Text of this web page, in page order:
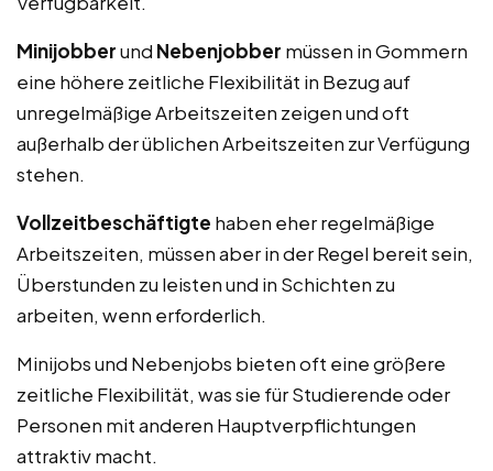
Minijobberund Nebenjobber müssen in Gommern
eine höhere zeitliche Flexibilität in Bezug auf
unregelmäßige Arbeitszeiten zeigen und oft
außerhalb der üblichen Arbeitszeiten zur Verfügung
stehen.
Vollzeitbeschäftigte haben eher regelmäßige
Arbeitszeiten, müssen aber in der Regel bereit sein,
Überstunden zu leisten und in Schichten zu
arbeiten, wenn erforderlich.
Minijobs und Nebenjobs bieten oft eine größere
zeitliche Flexibilität, was sie für Studierende oder
Personen mit anderen Hauptverpflichtungen
attraktiv macht.